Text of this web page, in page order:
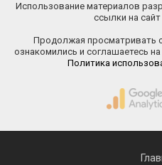
Использование материалов
ссылки на
Продолжая просматривать
ознакомились и соглашаетесь
Политика